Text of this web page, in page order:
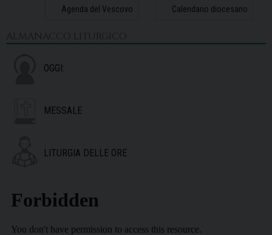
Agenda del Vescovo Calendario diocesano
ALMANACCO LITURGICO
OGGI:
MESSALE
LITURGIA DELLE ORE